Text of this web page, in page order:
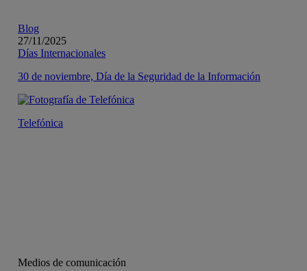
Blog
27/11/2025
Días Internacionales
30 de noviembre, Día de la Seguridad de la Información
Telefónica
Medios de comunicación